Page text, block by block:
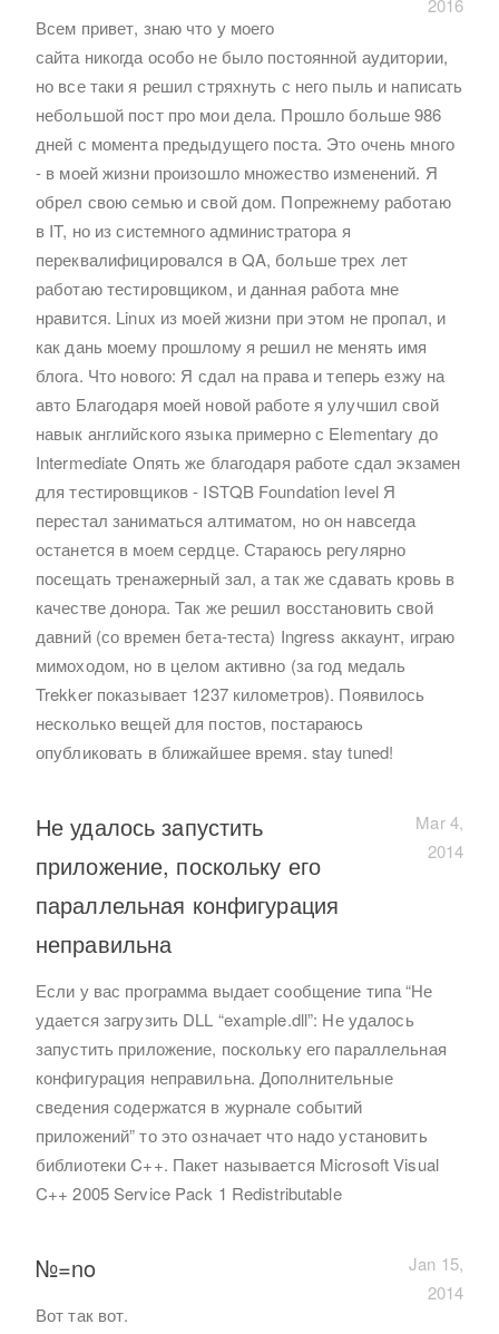
2016
Всем привет, знаю что у моего
сайта никогда особо не было постоянной аудитории,
но все таки я решил стряхнуть с него пыль и написать
небольшой пост про мои дела. Прошло больше 986
дней с момента предыдущего поста. Это очень много
- в моей жизни произошло множество изменений. Я
обрел свою семью и свой дом. Попрежнему работаю
в IT, но из системного администратора я
переквалифицировался в QA, больше трех лет
работаю тестировщиком, и данная работа мне
нравится. Linux из моей жизни при этом не пропал, и
как дань моему прошлому я решил не менять имя
блога. Что нового: Я сдал на права и теперь езжу на
авто Благодаря моей новой работе я улучшил свой
навык английского языка примерно с Elementary до
Intermediate Опять же благодаря работе сдал экзамен
для тестировщиков - ISTQB Foundation level Я
перестал заниматься алтиматом, но он навсегда
останется в моем сердце. Стараюсь регулярно
посещать тренажерный зал, а так же сдавать кровь в
качестве донора. Так же решил восстановить свой
давний (со времен бета-теста) Ingress аккаунт, играю
мимоходом, но в целом активно (за год медаль
Trekker показывает 1237 километров). Появилось
несколько вещей для постов, постараюсь
опубликовать в ближайшее время. stay tuned!
Не удалось запустить
приложение, поскольку его
параллельная конфигурация
неправильна
Mar 4,
2014
Если у вас программа выдает сообщение типа “Не
удается загрузить DLL “example.dll”: Не удалось
запустить приложение, поскольку его параллельная
конфигурация неправильна. Дополнительные
сведения содержатся в журнале событий
приложений” то это означает что надо установить
библиотеки C++. Пакет называется Microsoft Visual
C++ 2005 Service Pack 1 Redistributable
№=no
Jan 15,
2014
Вот так вот.